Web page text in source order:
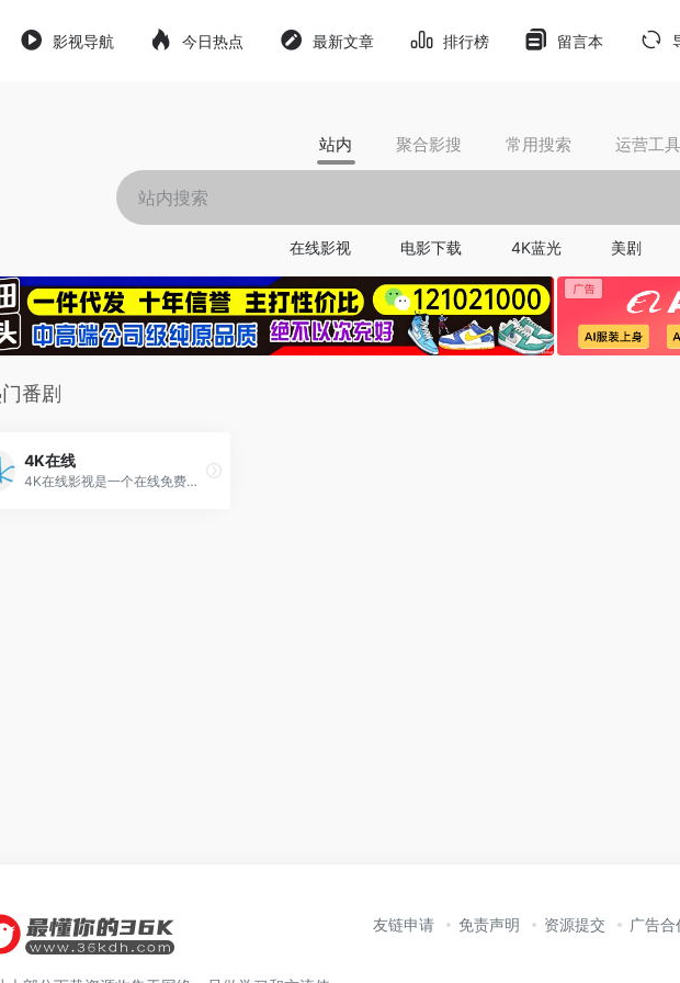
影视导航 今日热点 最新文章 排行榜 留言本
站内 聚合影搜 常用搜索 运营工具
在线影视 电影下载 4K蓝光 美剧
番剧
4K在线
4K在线影视是一个在线免费播放高清电影，电视剧，动漫，综艺和短剧的综合影视网站。其以播放速度快，资源多，界面干净整洁而被大家熟知。希望在这里能给大家带来一丝轻松惬意的时刻。
友链申请 免责声明 资源提交 广告合